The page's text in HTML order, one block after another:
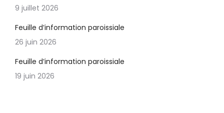
9 juillet 2026
Feuille d’information paroissiale
26 juin 2026
Feuille d’information paroissiale
19 juin 2026